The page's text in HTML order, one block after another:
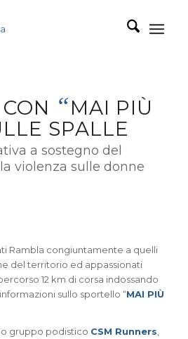
“MAI PIÙ
SPALLE
a sostegno del
violenza sulle donne
Rambla congiuntamente a quelli
del territorio ed appassionati
12 km di corsa indossando
sullo sportello “MAI PIÙ
gruppo podistico CSM Runners,